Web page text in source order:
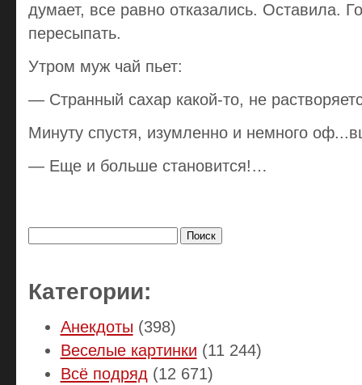
думает, все равно отказались. Оставила.
пересыпать.
Утром муж чай пьет:
— Странный сахар какой-то, не
Минуту спустя, изумленно и немного
— Еще и больше становится!…
Категории:
Анекдоты (398)
Веселые картинки (11 244)
Всё подряд (12 671)